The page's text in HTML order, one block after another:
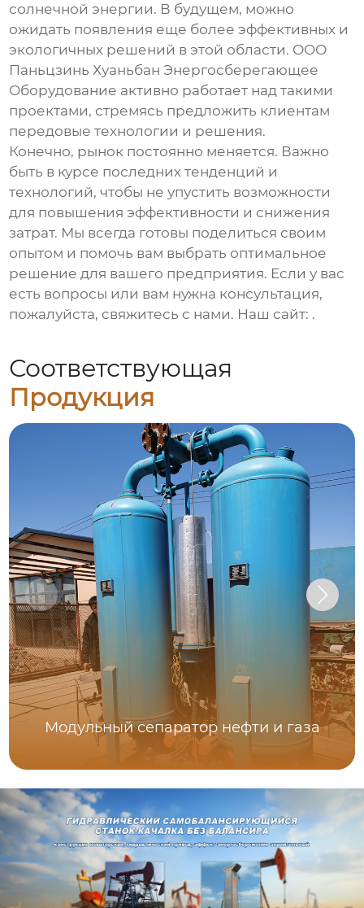
солнечной энергии. В будущем, можно
ожидать появления еще более эффективных и
экологичных решений в этой области. ООО
Паньцзинь Хуаньбан Энергосберегающее
Оборудование активно работает над такими
проектами, стремясь предложить клиентам
передовые технологии и решения.
Конечно, рынок постоянно меняется. Важно
быть в курсе последних тенденций и
технологий, чтобы не упустить возможности
для повышения эффективности и снижения
затрат. Мы всегда готовы поделиться своим
опытом и помочь вам выбрать оптимальное
решение для вашего предприятия. Если у вас
есть вопросы или вам нужна консультация,
пожалуйста, свяжитесь с нами. Наш сайт: .
Соответствующая
Продукция
Модульный сепаратор нефти и газа